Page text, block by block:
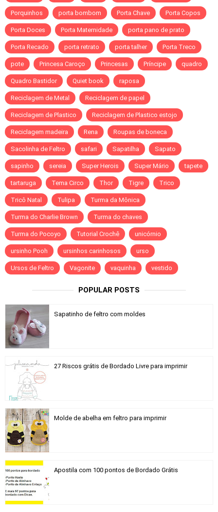
Porquinhos porta bombom Porta Chave Porta Copos
Porta Doces Porta Maternidade porta pano de prato
Porta Recado porta retrato porta talher Porta Treco
pote Princesa Caroço Princesas Príncipe quadro
Quadro Bastidor Quiet book raposa
Reciclagem de Metal Reciclagem de papel
Reciclagem de Plastico Reciclagem de Plastico estojo
Reciclagem madeira Rena Roupas de boneca
Sacolinha de Feltro safari Sapatilha Sapato
sapinho sereia Super Herois Super Mário tapete
tartaruga Tema Circo Thor Tigre Trico
Tricô Natal Tulipa Turma da Mônica
Turma do Charlie Brown Turma do chaves
Turma do Pocoyo Tutorial Crochê unicórnio
ursinho Pooh ursinhos carinhosos urso
Ursos de Feltro Vagonite vaquinha vestido
POPULAR POSTS
Sapatinho de feltro com moldes
27 Riscos grátis de Bordado Livre para imprimir
Molde de abelha em feltro para imprimir
Apostila com 100 pontos de Bordado Grátis